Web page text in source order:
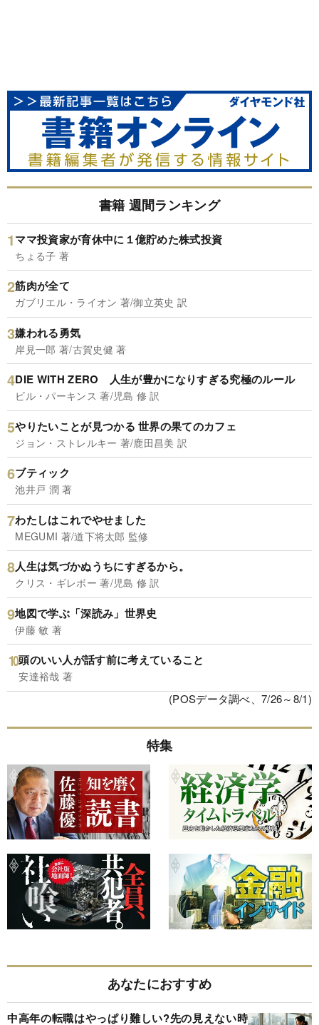
書籍 週間ランキング
ママ投資家が育休中に１億貯めた株式投資
ちょる子 著
筋肉が全て
ガブリエル・ライオン 著/御立英史 訳
嫌われる勇気
岸見一郎 著/古賀史健 著
DIE WITH ZERO 人生が豊かになりすぎる究極のルール
ビル・パーキンス 著/児島 修 訳
やりたいことが見つかる 世界の果てのカフェ
ジョン・ストレルキー 著/鹿田昌美 訳
ブティック
池井戸 潤 著
わたしはこれでやせました
MEGUMI 著/道下将太郎 監修
人生は気づかぬうちにすぎるから。
クリス・ギレボー 著/児島 修 訳
地図で学ぶ「深読み」世界史
伊藤 敏 著
頭のいい人が話す前に考えていること
安達裕哉 著
(POSデータ調べ、7/26～8/1)
特集
あなたにおすすめ
中高年の転職はやっぱり難しい?先の見えない時